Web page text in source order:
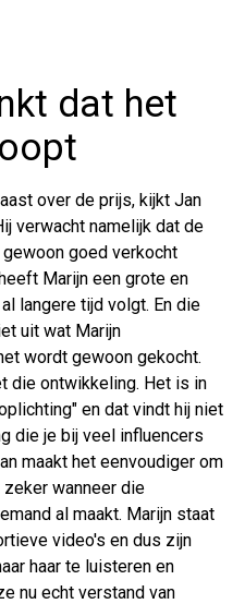
dat het
over de prijs, kijkt Jan
verwacht namelijk dat de
goed verkocht
Marijn een grote en
langere tijd volgt. En die
uit wat Marijn
wordt gewoon gekocht.
die ontwikkeling. Het is in
en dat vindt hij niet
die je bij veel influencers
maakt het eenvoudiger om
wanneer die
al maakt. Marijn staat
video's en dus zijn
haar te luisteren en
nu echt verstand van